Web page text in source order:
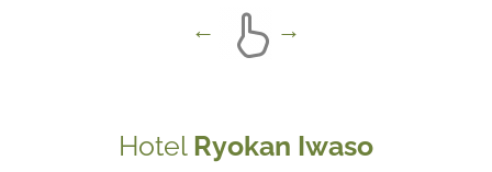
Hotel Ryokan Iwaso